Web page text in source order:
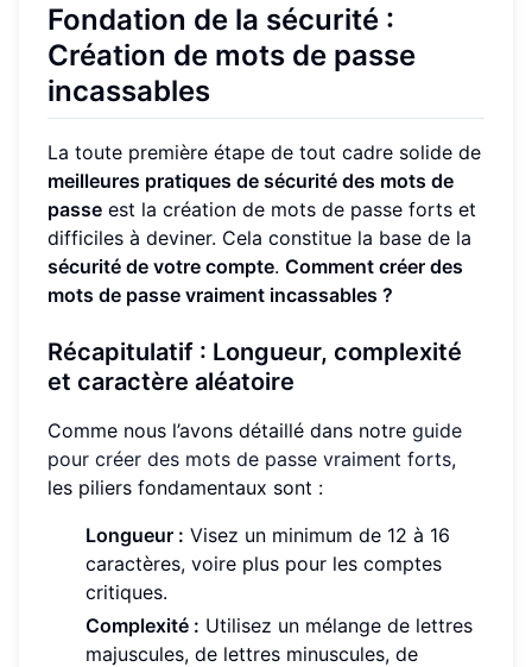
Fondation de la sécurité :
Création de mots de passe
incassables
La toute première étape de tout cadre solide de
meilleures pratiques de sécurité des mots de
passe est la création de mots de passe forts et
difficiles à deviner. Cela constitue la base de la
sécurité de votre compte. Comment créer des
mots de passe vraiment incassables ?
Récapitulatif : Longueur, complexité
et caractère aléatoire
Comme nous l’avons détaillé dans notre guide
pour créer des mots de passe vraiment forts,
les piliers fondamentaux sont :
Longueur : Visez un minimum de 12 à 16
caractères, voire plus pour les comptes
critiques.
Complexité : Utilisez un mélange de lettres
majuscules, de lettres minuscules, de